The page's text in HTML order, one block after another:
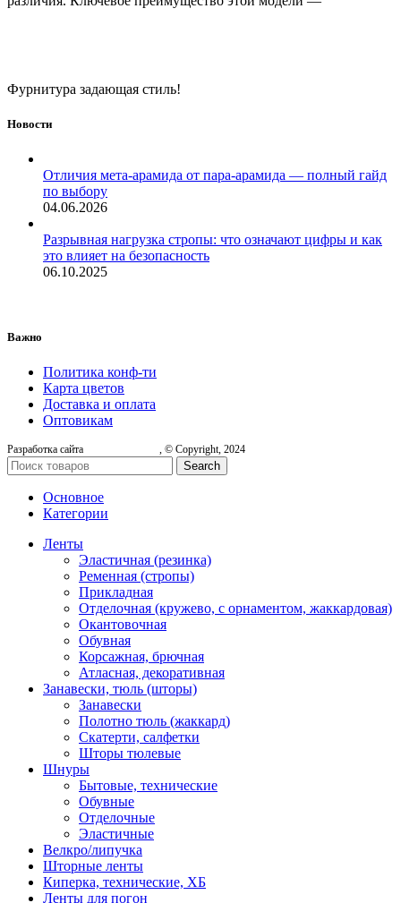
Фурнитура задающая стиль!
Новости
Отличия мета-арамида от пара-арамида — полный гайд
по выбору
04.06.2026
Разрывная нагрузка стропы: что означают цифры и как
это влияет на безопасность
06.10.2025
Важно
Политика конф-ти
Карта цветов
Доставка и оплата
Оптовикам
Разработка сайта , © Copyright, 2024
Search
Основное
Категории
Ленты
Эластичная (резинка)
Ременная (стропы)
Прикладная
Отделочная (кружево, с орнаментом, жаккардовая)
Окантовочная
Обувная
Корсажная, брючная
Атласная, декоративная
Занавески, тюль (шторы)
Занавески
Полотно тюль (жаккард)
Скатерти, салфетки
Шторы тюлевые
Шнуры
Бытовые, технические
Обувные
Отделочные
Эластичные
Велкро/липучка
Шторные ленты
Киперка, технические, ХБ
Ленты для погон